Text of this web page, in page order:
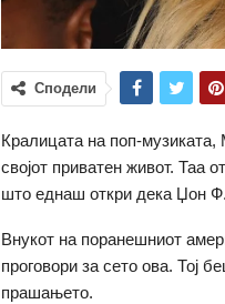
Сподели
Кралицата на поп-
својот приватен живот. Таа
што еднаш откри дека Џон
Внукот на поранешниот
проговори за сето ова. Тој
прашањето.